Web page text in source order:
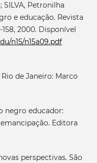
SILVA, Petronilha
e educação. Revista
2000. Disponível
n15/n15a09.pdf
de Janeiro: Marco
negro educador:
Editora
perspectivas. São